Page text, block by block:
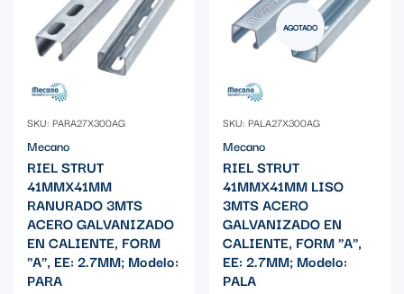
SKU: PARA27X300AG
Mecano
RIEL STRUT
41MMX41MM
RANURADO 3MTS
ACERO GALVANIZADO
EN CALIENTE, FORM
"A", EE: 2.7MM; Modelo:
PARA
AGOTADO
SKU: PALA27X300AG
Mecano
RIEL STRUT
41MMX41MM LISO
3MTS ACERO
GALVANIZADO EN
CALIENTE, FORM "A",
EE: 2.7MM; Modelo:
PALA